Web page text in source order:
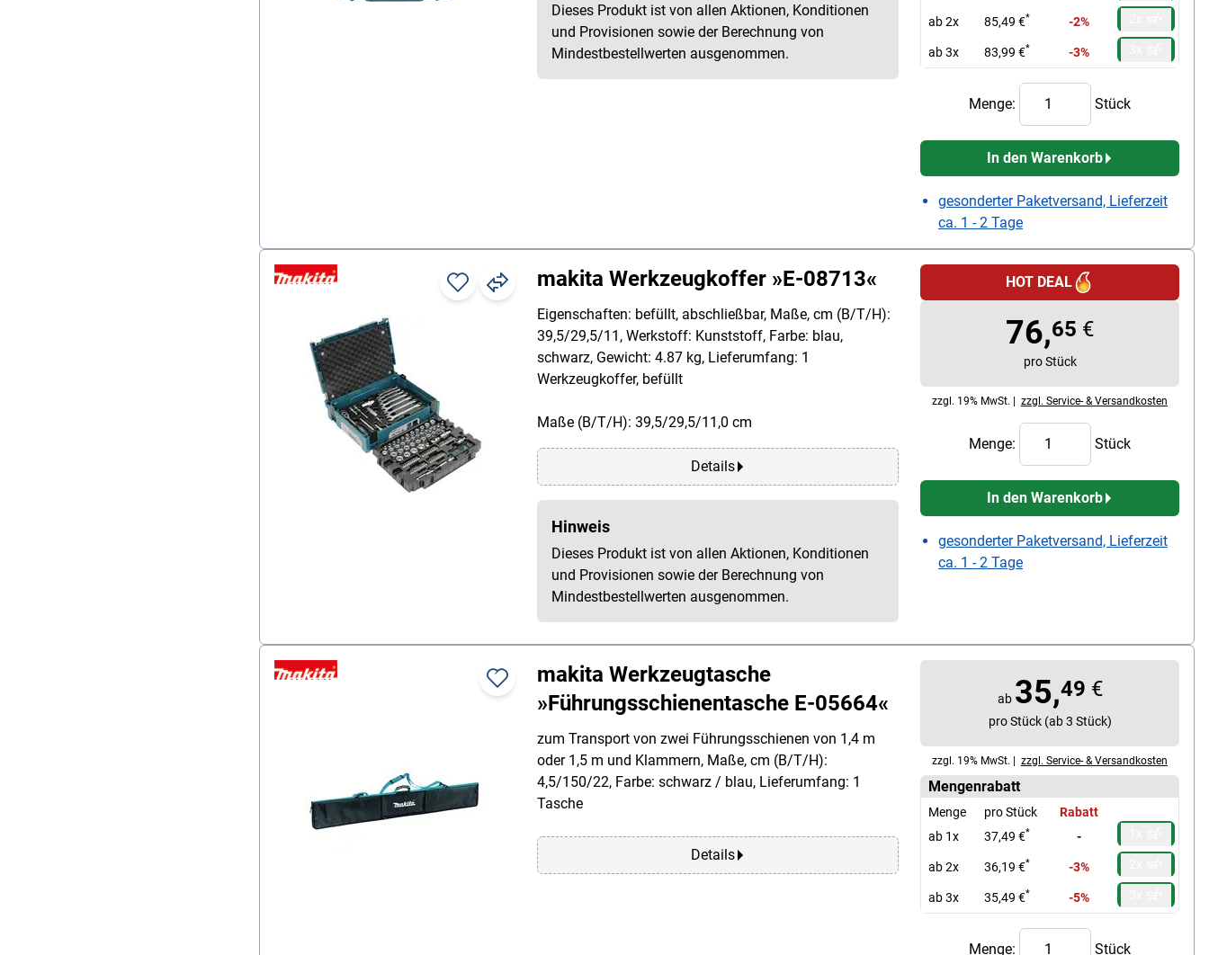
Dieses Produkt ist von allen Aktionen, Konditionen
und Provisionen sowie der Berechnung von
Mindestbestellwerten ausgenommen.
ab 2x 85,49 €* -2%
ab 3x 83,99 €* -3%
Menge: Stück
In den Warenkorb
gesonderter Paketversand, Lieferzeit
ca. 1 - 2 Tage
makita Werkzeugkoffer »E-08713«
Eigenschaften: befüllt, abschließbar, Maße, cm (B/T/H):
39,5/29,5/11, Werkstoff: Kunststoff, Farbe: blau,
schwarz, Gewicht: 4.87 kg, Lieferumfang: 1
Werkzeugkoffer, befüllt
Maße (B/T/H): 39,5/29,5/11,0 cm
Details
Hinweis
Dieses Produkt ist von allen Aktionen, Konditionen
und Provisionen sowie der Berechnung von
Mindestbestellwerten ausgenommen.
HOT DEAL
76,65 €
pro Stück
zzgl. 19% MwSt. | zzgl. Service- & Versandkosten
Menge: Stück
In den Warenkorb
gesonderter Paketversand, Lieferzeit
ca. 1 - 2 Tage
makita Werkzeugtasche
»Führungsschienentasche E-05664«
zum Transport von zwei Führungsschienen von 1,4 m
oder 1,5 m und Klammern, Maße, cm (B/T/H):
4,5/150/22, Farbe: schwarz / blau, Lieferumfang: 1
Tasche
Details
ab 35,49 €
pro Stück (ab 3 Stück)
zzgl. 19% MwSt. | zzgl. Service- & Versandkosten
Mengenrabatt
Menge pro Stück
Rabatt
ab 1x
37,49 €* -
ab 2x 36,19 €* -3%
ab 3x 35,49 €* -5%
Menge: Stück